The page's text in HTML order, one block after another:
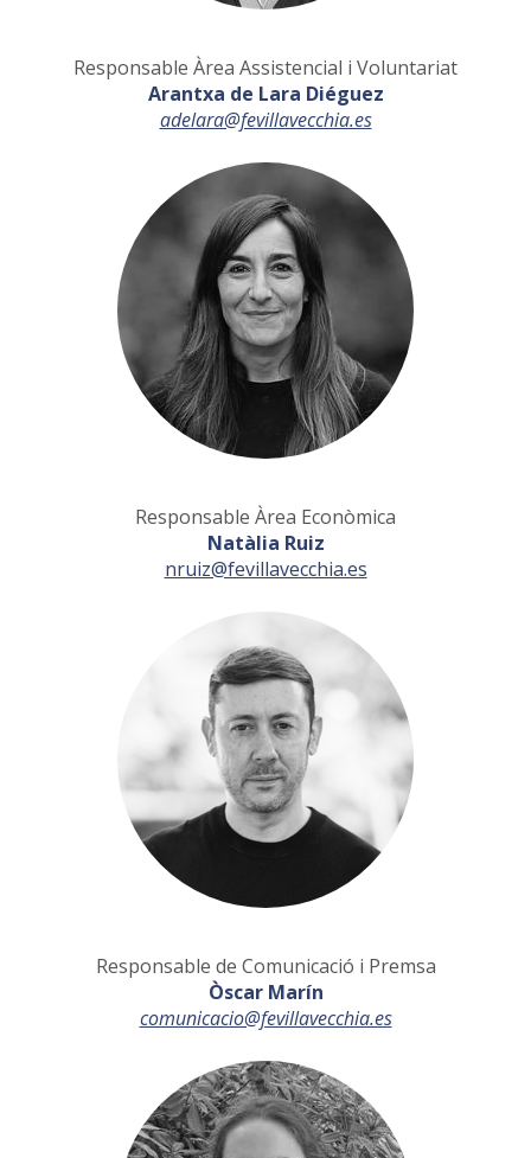
Responsable Àrea Assistencial i Voluntariat
Arantxa de Lara Diéguez
adelara@fevillavecchia.es
Responsable Àrea Econòmica
Natàlia Ruiz
nruiz@fevillavecchia.es
Responsable de Comunicació i Premsa
Òscar Marín
comunicacio@fevillavecchia.es